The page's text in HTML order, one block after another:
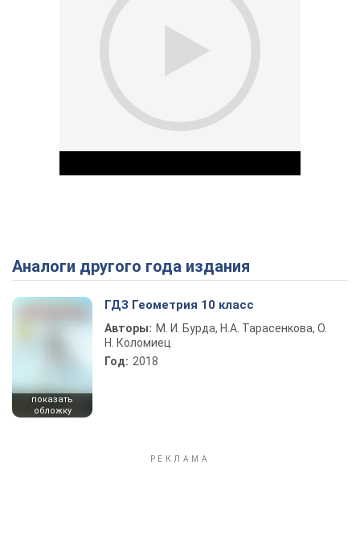
Play Video
Аналоги другого года издания
показать
обложку
ГДЗ Геометрия 10 класс
Авторы: М. И. Бурда, Н.А. Тарасенкова, О.
Н. Коломиец
Год: 2018